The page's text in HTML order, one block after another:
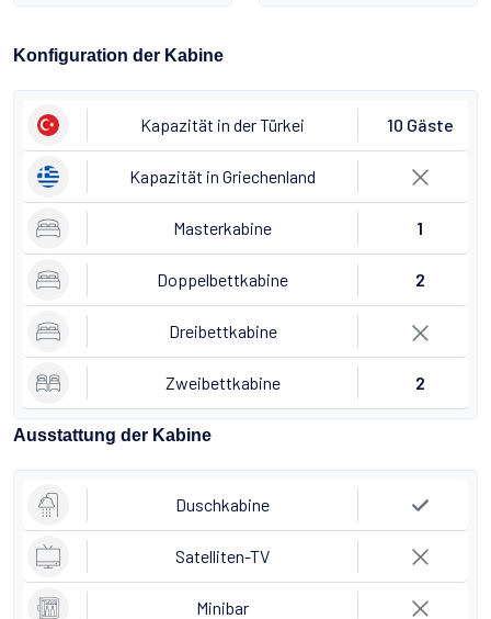
Konfiguration der Kabine
Kapazität in der Türkei 10 Gäste
Kapazität in Griechenland
Masterkabine 1
Doppelbettkabine 2
Dreibettkabine
Zweibettkabine 2
Ausstattung der Kabine
Duschkabine
Satelliten-TV
Minibar